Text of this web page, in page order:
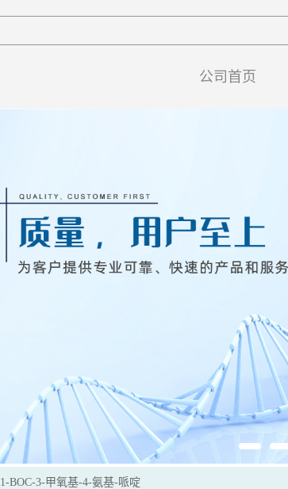
公司首页
1-BOC-3-甲氧基-4-氨基-哌啶